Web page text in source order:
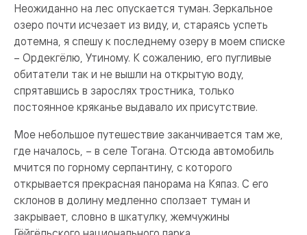
Неожиданно на лес опускается туман. Зеркальное
озеро почти исчезает из виду, и, стараясь успеть
дотемна, я спешу к последнему озеру в моем списке
– Ордекгёлю, Утиному. К сожалению, его пугливые
обитатели так и не вышли на открытую воду,
спрятавшись в зарослях тростника, только
постоянное кряканье выдавало их присутствие.
Мое небольшое путешествие заканчивается там же,
где началось, – в селе Тогана. Отсюда автомобиль
мчится по горному серпантину, с которого
открывается прекрасная панорама на Кяпаз. С его
склонов в долину медленно сползает туман и
закрывает, словно в шкатулку, жемчужины